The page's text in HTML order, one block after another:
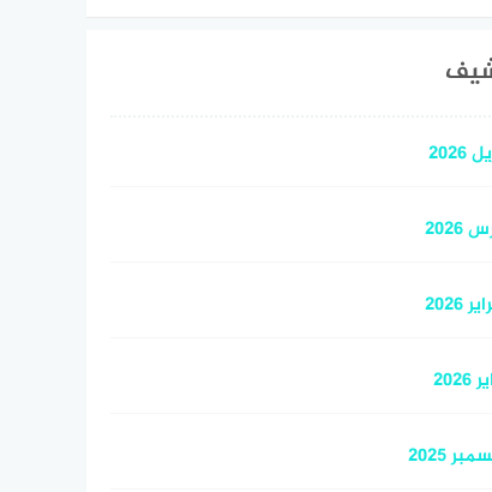
2026
2026
2026
2025